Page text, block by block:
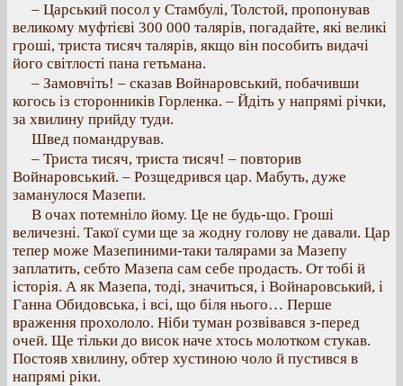
– Царський посол у Стамбулі, Толстой, пропонував
великому муфтієві 300 000 талярів, погадайте, які великі
гроші, триста тисяч талярів, якщо він пособить видачі
його світлості пана гетьмана.
– Замовчіть! – сказав Войнаровський, побачивши
когось із сторонників Горленка. – Йдіть у напрямі річки,
за хвилину прийду туди.
Швед помандрував.
– Триста тисяч, триста тисяч! – повторив
Войнаровський. – Розщедрився цар. Мабуть, дуже
заманулося Мазепи.
В очах потемніло йому. Це не будь-що. Гроші
величезні. Такої суми ще за жодну голову не давали. Цар
тепер може Мазепиними-таки талярами за Мазепу
заплатить, себто Мазепа сам себе продасть. От тобі й
історія. А як Мазепа, тоді, значиться, і Войнаровський, і
Ганна Обидовська, і всі, що біля нього… Перше
враження прохололо. Ніби туман розвівався з-перед
очей. Ще тільки до висок наче хтось молотком стукав.
Постояв хвилину, обтер хустиною чоло й пустився в
напрямі ріки.